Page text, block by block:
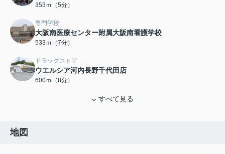
353ｍ（5分）
専門学校
大阪南医療センター附属大阪南看護学校
533ｍ（7分）
ドラッグストア
ウエルシア河内長野千代田店
600ｍ（8分）
すべて見る
地図